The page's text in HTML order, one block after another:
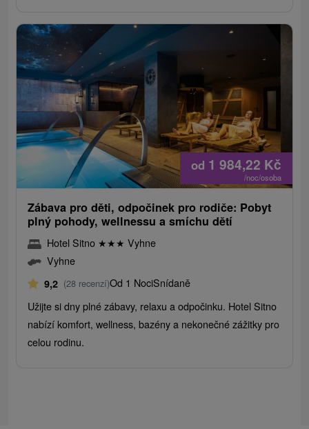
od 1 984,22 Kč
/noc/osoba
Zábava pro děti, odpočinek pro rodiče: Pobyt
plný pohody, wellnessu a smíchu dětí
Hotel Sitno ★★★ Vyhne
Vyhne
9,2 (28 recenzí)Od 1 NociSnídaně
Užijte si dny plné zábavy, relaxu a odpočinku. Hotel Sitno
nabízí komfort, wellness, bazény a nekonečné zážitky pro
celou rodinu.